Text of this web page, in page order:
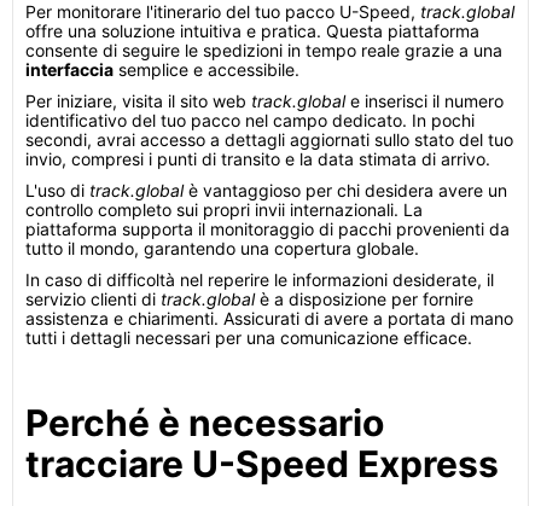
Per monitorare l'itinerario del tuo pacco U-Speed, track.global
offre una soluzione intuitiva e pratica. Questa piattaforma
consente di seguire le spedizioni in tempo reale grazie a una
interfaccia semplice e accessibile.
Per iniziare, visita il sito web track.globale inserisci il numero
identificativo del tuo pacco nel campo dedicato. In pochi
secondi, avrai accesso a dettagli aggiornati sullo stato del tuo
invio, compresi i punti di transito e la data stimata di arrivo.
L'uso di track.globalè vantaggioso per chi desidera avere un
controllo completo sui propri invii internazionali. La
piattaforma supporta il monitoraggio di pacchi provenienti da
tutto il mondo, garantendo una copertura globale.
In caso di difficoltà nel reperire le informazioni desiderate, il
servizio clienti di track.globalè a disposizione per fornire
assistenza e chiarimenti. Assicurati di avere a portata di mano
tutti i dettagli necessari per una comunicazione efficace.
Perché è necessario
tracciare U-Speed Express